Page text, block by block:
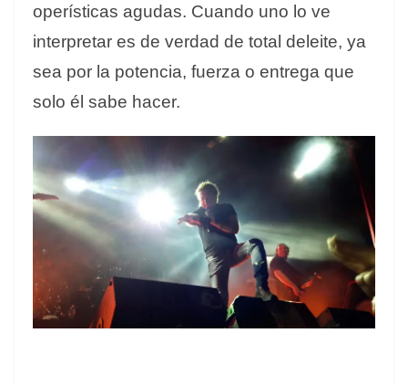
operísticas agudas. Cuando uno lo ve
interpretar es de verdad de total deleite, ya
sea por la potencia, fuerza o entrega que
solo él sabe hacer.